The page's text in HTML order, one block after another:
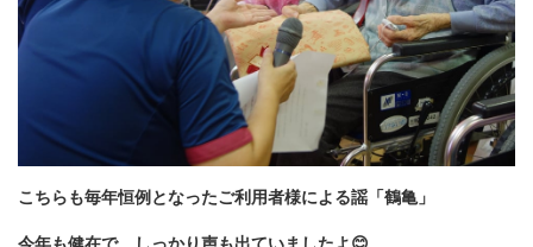
こちらも毎年恒例となったご利用者様による謡「鶴亀」